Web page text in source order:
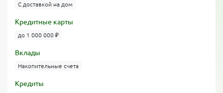
С доставкой на дом
Кредитные карты
до 1 000 000 ₽
Вклады
Накопительные счета
Кредиты